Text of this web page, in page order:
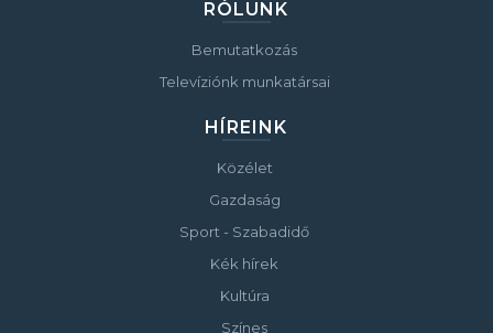
RÓLUNK
Bemutatkozás
Televíziónk munkatársai
HÍREINK
Közélet
Gazdaság
Sport - Szabadidő
Kék hírek
Kultúra
Színes